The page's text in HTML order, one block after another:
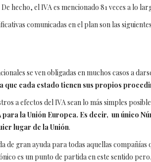
hecho, el IVA es mencionado 81 veces a lo
comunicadas en el plan son las
se ven obligadas en muchos casos a
que cada estado tienen sus propios
a efectos del IVA sean lo más simples
la Unión Europea. Es decir, un único
lugar de la Unión.
de gran ayuda para todas aquellas
es un punto de partida en este sentido